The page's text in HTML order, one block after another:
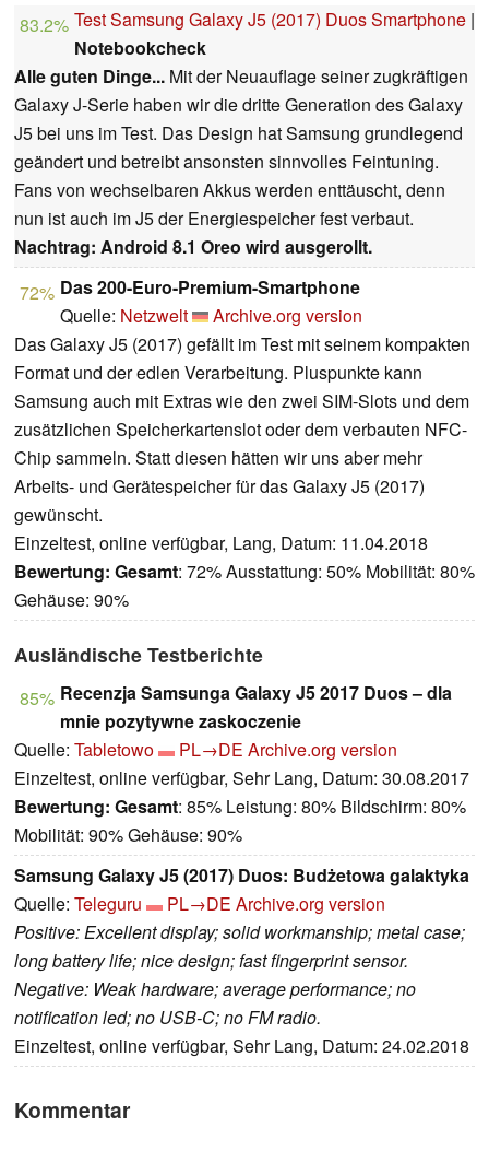
83.2% Test Samsung Galaxy J5 (2017) Duos Smartphone |
Notebookcheck
Alle guten Dinge... Mit der Neuauflage seiner zugkräftigen
Galaxy J-Serie haben wir die dritte Generation des Galaxy
J5 bei uns im Test. Das Design hat Samsung grundlegend
geändert und betreibt ansonsten sinnvolles Feintuning.
Fans von wechselbaren Akkus werden enttäuscht, denn
nun ist auch im J5 der Energiespeicher fest verbaut.
Nachtrag: Android 8.1 Oreo wird ausgerollt.
72% Das 200-Euro-Premium-Smartphone
Quelle: Netzwelt
Archive.org version
Das Galaxy J5 (2017) gefällt im Test mit seinem kompakten
Format und der edlen Verarbeitung. Pluspunkte kann
Samsung auch mit Extras wie den zwei SIM-Slots und dem
zusätzlichen Speicherkartenslot oder dem verbauten NFC-
Chip sammeln. Statt diesen hätten wir uns aber mehr
Arbeits- und Gerätespeicher für das Galaxy J5 (2017)
gewünscht.
Einzeltest, online verfügbar, Lang, Datum: 11.04.2018
Bewertung: Gesamt: 72% Ausstattung: 50% Mobilität: 80%
Gehäuse: 90%
Ausländische Testberichte
85% Recenzja Samsunga Galaxy J5 2017 Duos – dla
mnie pozytywne zaskoczenie
Quelle: Tabletowo PL→DE Archive.org version
Einzeltest, online verfügbar, Sehr Lang, Datum: 30.08.2017
Bewertung: Gesamt: 85% Leistung: 80% Bildschirm: 80%
Mobilität: 90% Gehäuse: 90%
Samsung Galaxy J5 (2017) Duos: Budżetowa galaktyka
Quelle: Teleguru PL→DE Archive.org version
Positive: Excellent display; solid workmanship; metal case;
long battery life; nice design; fast fingerprint sensor.
Negative: Weak hardware; average performance; no
notification led; no USB-C; no FM radio.
Einzeltest, online verfügbar, Sehr Lang, Datum: 24.02.2018
Kommentar